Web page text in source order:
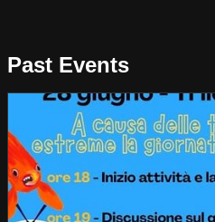
Past Events